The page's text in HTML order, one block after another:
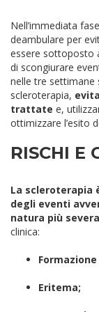
Nell’immediata
deambulare per
essere sottoposto
di scongiurare
nelle tre settimane
scleroterapia,
trattate e,
ottimizzare l’esito
RISCHI E
La scleroterapia
degli eventi
natura più
clinica:
Eritema;